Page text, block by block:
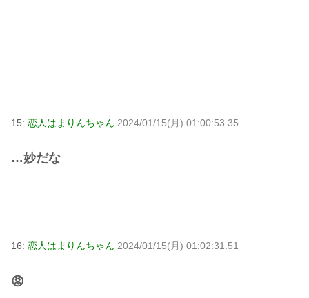
15: 恋人はまりんちゃん 2024/01/15(月) 01:00:53.35
…妙だな
16: 恋人はまりんちゃん 2024/01/15(月) 01:02:31.51
😡